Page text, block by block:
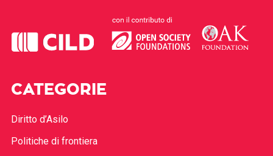
CATEGORIE
Diritto d’Asilo
Politiche di frontiera